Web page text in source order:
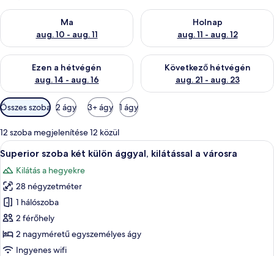
Ma
aug. 10 - aug. 11
A ma esti rendelkezésre állás ellenőrzése: aug. 10 - aug. 11
Holnap
aug. 11 - aug. 12
A holnapi rendelkezésre állás
Ezen a hétvégén
aug. 14 - aug. 16
A mostani hétvégi rendelkezésre állás ellenőrzése: aug. 14 -
Következő hétvégén
aug. 21 - aug. 23
A következő hétvégi
Szobákhoz
rendelkezésre
álló
szűrők
Összes szoba 2 ágy 3+ ágy 1 ágy
12 szoba megjelenítése 12 közül
A
következő
szoba
összes
képének
megtekintése:
Superior
szoba
Egy szállodai szoba két egyágyas
8
Superior szoba két külön ággyal, kilátással a városra
Kilátás a hegyekre
28 négyzetméter
1 hálószoba
2 férőhely
2 nagyméretű egyszemélyes ágy
Ingyenes wifi